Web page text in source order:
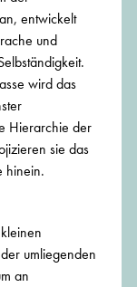
entwickelt
und
wird das
Hierarchie der
sie das
hinein.
umliegenden
an